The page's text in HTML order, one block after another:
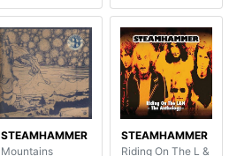
STEAMHAMMER
Mountains
STEAMHAMMER
Riding On The L &